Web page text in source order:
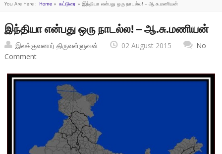
You Are Here : Home» கட்டுரை » இந்தியா என்பது ஒரு நாடல்ல! – ஆ.சு.மணியன்
இந்தியா என்பது ஒரு நாடல்ல! – ஆ.சு.மணியன்
இலக்குவனார் திருவள்ளுவன் 02 August 2015
No
Comment